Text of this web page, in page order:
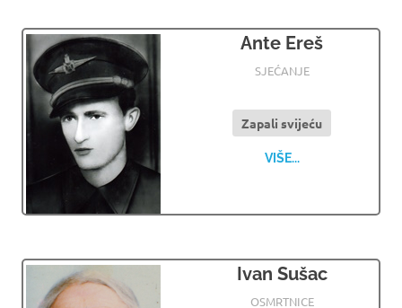
Ante Ereš
31.05.2024
OSMRTNICE LJUBUSKI
SJEĆANJE
Zapali svijeću
VIŠE...
Ivan Sušac
30.05.2024
OSMRTNICE LJUBUSKI
OSMRTNICE